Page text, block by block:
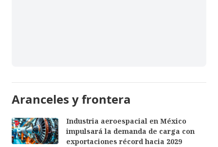
Aranceles y frontera
Industria aeroespacial en México
impulsará la demanda de carga con
exportaciones récord hacia 2029